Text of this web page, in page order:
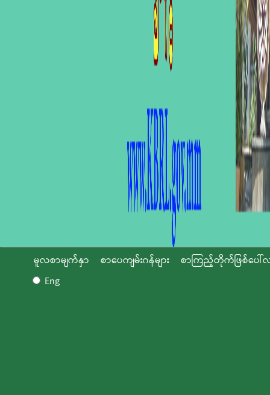
မူလစာမျက်နှာ စာပေကျမ်းဂန်များ
စာကြည့်တိုက်ဖြစ်ပေါ်
Eng